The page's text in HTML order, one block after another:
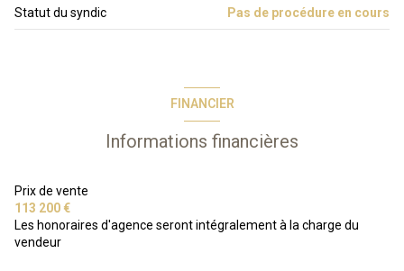
Statut du syndic Pas de procédure en cours
FINANCIER
Informations financières
Prix de vente
113 200 €
Les honoraires d'agence seront intégralement à la charge du
vendeur